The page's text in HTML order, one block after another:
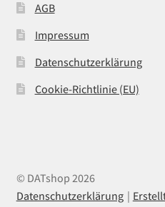
AGB
Impressum
Datenschutzerklärung
Cookie-Richtlinie (EU)
© DATshop 2026
Datenschutzerklärung